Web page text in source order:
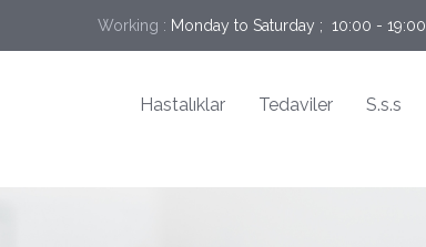
Working : Monday to Saturday ;  10:00 - 19:00
Hastalıklar Tedaviler S.s.s